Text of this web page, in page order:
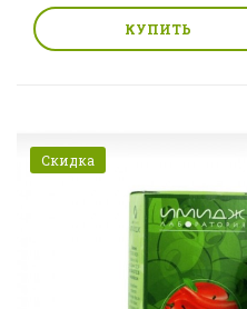
КУПИТЬ
Скидка